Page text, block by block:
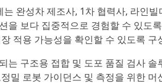
완성차 제조사, 1차 협력사, 라인
을 보다 집중적으로 경험할 수 있도
적용 가능성을 확인할 수 있도록 구
는 구조용 접합 및 도포 품질 검사
밀 로봇 가이던스 및 측정을 위한